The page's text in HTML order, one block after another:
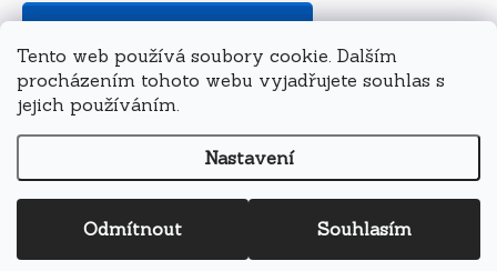
Tento web používá soubory cookie. Dalším
procházením tohoto webu vyjadřujete souhlas s
jejich používáním.
Nastavení
Odmítnout Souhlasím